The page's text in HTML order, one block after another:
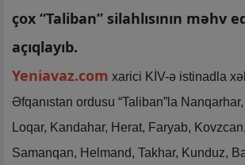
çox “Taliban” silahlısının məhv
açıqlayıb.
Yeniavaz.com xarici KİV-ə istinadla
Əfqanıstan ordusu “Taliban”la
Loqar, Kandahar, Herat, Faryab,
Samanqan, Helmand, Takhar, Kunduz,